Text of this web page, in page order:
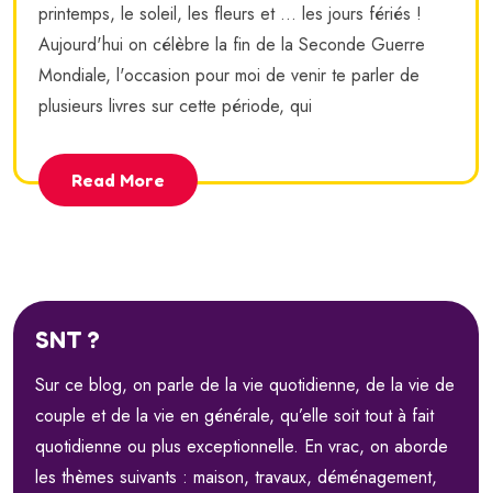
printemps, le soleil, les fleurs et ... les jours fériés !
Aujourd'hui on célèbre la fin de la Seconde Guerre
Mondiale, l'occasion pour moi de venir te parler de
plusieurs livres sur cette période, qui
Read More
SNT ?
Sur ce blog, on parle de la vie quotidienne, de la vie de
couple et de la vie en générale, qu’elle soit tout à fait
quotidienne ou plus exceptionnelle. En vrac, on aborde
les thèmes suivants : maison, travaux, déménagement,